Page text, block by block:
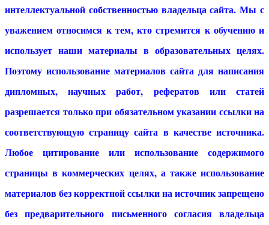
интеллектуальной собственностью владельца сайта. Мы с
уважением относимся к тем, кто стремится к обучению и
использует наши материалы в образовательных целях.
Поэтому использование материалов сайта для написания
дипломных, научных работ, рефератов или статей
разрешается только при обязательном указании ссылки на
соответствующую страницу сайта в качестве источника.
Любое цитирование или использование содержимого
страницы в коммерческих целях, а также использование
материалов без корректной ссылки на источник запрещено
без предварительного письменного согласия владельца